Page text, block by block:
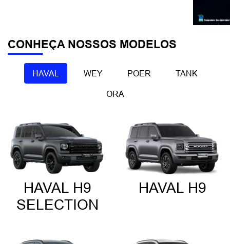
CONHEÇA NOSSOS MODELOS
HAVAL WEY POER TANK
ORA
HAVAL H9
SELECTION
HAVAL H9